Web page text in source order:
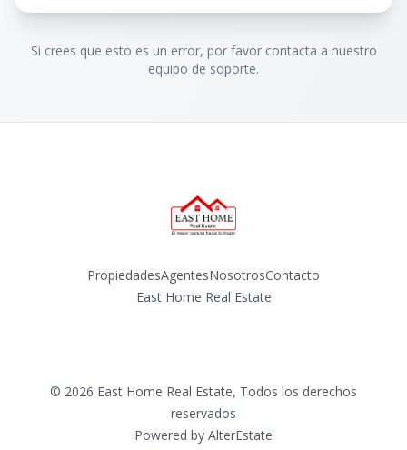
Si crees que esto es un error, por favor contacta a nuestro
equipo de soporte.
PropiedadesAgentesNosotrosContacto
East Home Real Estate
© 2026 East Home Real Estate, Todos los derechos
reservados
Powered by AlterEstate